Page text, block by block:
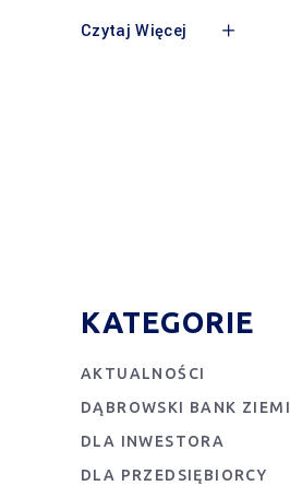
Czytaj Więcej
KATEGORIE
AKTUALNOŚCI
DĄBROWSKI BANK ZIEMI
DLA INWESTORA
DLA PRZEDSIĘBIORCY